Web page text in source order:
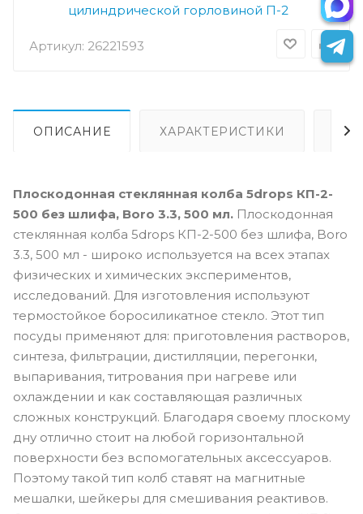
Артикул: 26221593
цилиндрической горловиной П-2
ОПИСАНИЕ ХАРАКТЕРИСТИКИ
Плоскодонная стеклянная колба 5drops КП-2-
500 без шлифа, Boro 3.3, 500 мл. Плоскодонная
стеклянная колба 5drops КП-2-500 без шлифа, Boro
3.3, 500 мл - широко используется на всех этапах
физических и химических экспериментов,
исследований. Для изготовления используют
термостойкое боросиликатное стекло. Этот тип
посуды применяют для: приготовления растворов,
синтеза, фильтрации, дистилляции, перегонки,
выпаривания, титрования при нагреве или
охлаждении и как составляющая различных
сложных конструкций. Благодаря своему плоскому
дну отлично стоит на любой горизонтальной
поверхности без вспомогательных аксессуаров.
Поэтому такой тип колб ставят на магнитные
мешалки, шейкеры для смешивания реактивов.